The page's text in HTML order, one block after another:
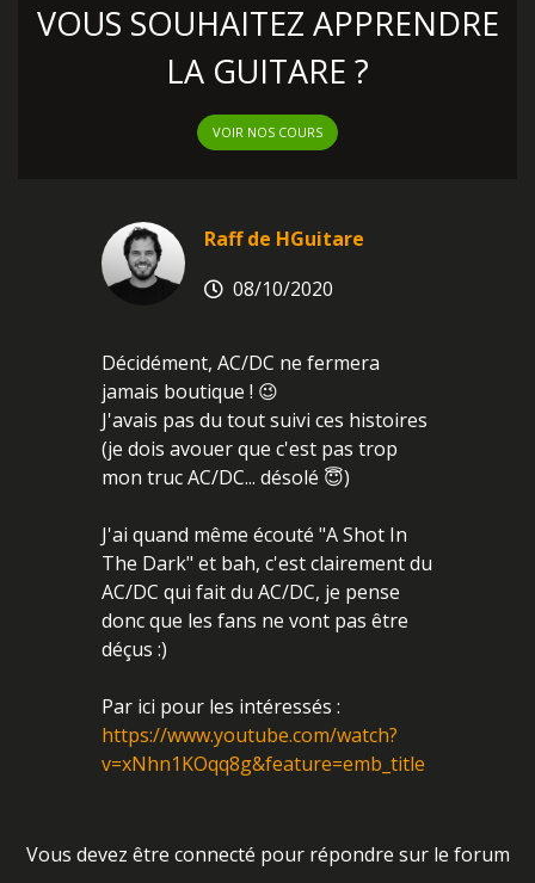
VOUS SOUHAITEZ APPRENDRE
LA GUITARE ?
VOIR NOS COURS
Raff de HGuitare
08/10/2020
Décidément, AC/DC ne fermera
jamais boutique ! 😉
J'avais pas du tout suivi ces histoires
(je dois avouer que c'est pas trop
mon truc AC/DC... désolé 😇)
J'ai quand même écouté "A Shot In
The Dark" et bah, c'est clairement du
AC/DC qui fait du AC/DC, je pense
donc que les fans ne vont pas être
déçus :)
Par ici pour les intéressés :
https://www.youtube.com/watch?
v=xNhn1KOqq8g&feature=emb_title
Vous devez être connecté pour répondre sur le forum